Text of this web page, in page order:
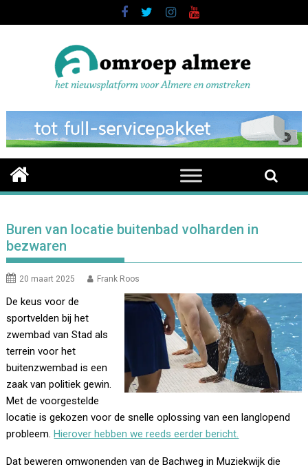
to
Buren van locatie buitenbad volharden in
bezwaren
20 maart 2025 Frank Roos
De keus voor de
sportvelden bij het
zwembad van Stad als
terrein voor het
buitenzwembad is een
zaak van politiek gewin.
Met de voorgestelde
locatie is gekozen voor de snelle oplossing van een langlopend
probleem.Hierover hebben we reeds eerder bericht.
Dat beweren omwonenden van de Bachweg in Muziekwijk die